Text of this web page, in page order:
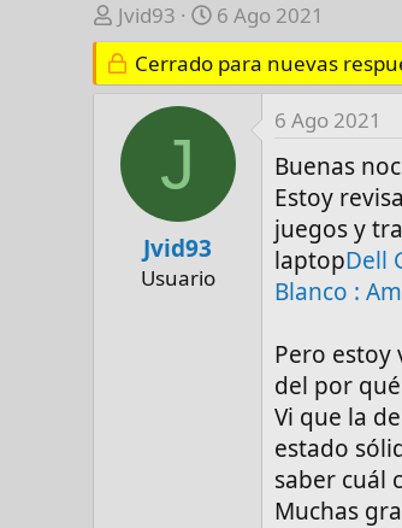
A
u
t
Jvid93
F
e
c
a
i
6 Ago 2021
Cerrado para nuevas
J
Jvid93
Usuario
6 Ago 2021
Buenas
Estoy
juegos y
laptopDell
Blanco :
Pero estoy
del por
Vi que la
estado
saber cuál
Muchas